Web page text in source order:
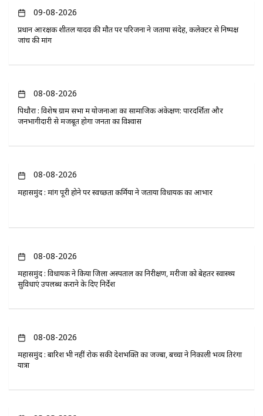
09-08-2026
प्रधान आरक्षक शीतल यादव की मौत पर परिजनों ने जताया संदेह, कलेक्टर से निष्पक्ष
जांच की मांग
08-08-2026
पिथौरा : विशेष ग्राम सभा में योजनाओं का सामाजिक अंकेक्षण: पारदर्शिता और
जनभागीदारी से मजबूत होगा जनता का विश्वास
08-08-2026
महासमुंद : मांग पूरी होने पर स्वच्छता कर्मियों ने जताया विधायक का आभार
08-08-2026
महासमुंद : विधायक ने किया जिला अस्पताल का निरीक्षण, मरीजों को बेहतर स्वास्थ्य
सुविधाएं उपलब्ध कराने के दिए निर्देश
08-08-2026
महासमुंद : बारिश भी नहीं रोक सकी देशभक्ति का जज्बा, बच्चों ने निकाली भव्य तिरंगा
यात्रा